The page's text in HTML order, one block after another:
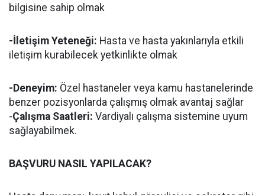
bilgisine sahip olmak
-İletişim Yeteneği: Hasta ve hasta yakınlarıyla etkili
iletişim kurabilecek yetkinlikte olmak
-Deneyim: Özel hastaneler veya kamu hastanelerinde
benzer pozisyonlarda çalışmış olmak avantaj sağlar
-Çalışma Saatleri: Vardiyalı çalışma sistemine uyum
sağlayabilmek.
BAŞVURU NASIL YAPILACAK?